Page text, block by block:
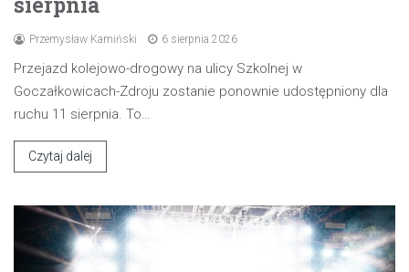
Przemysław Kamiński 6 sierpnia 2026
Przejazd kolejowo-drogowy na ulicy Szkolnej w
Goczałkowicach-Zdroju zostanie ponownie udostępniony dla
ruchu 11 sierpnia. To…
Czytaj dalej